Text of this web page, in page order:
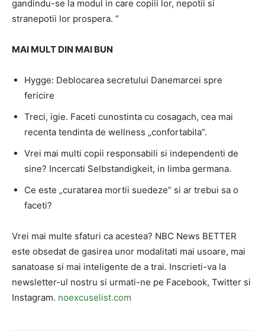
gandindu-se la modul in care copiii lor, nepotii si
stranepotii lor prospera. ”
MAI MULT DIN MAI BUN
Hygge: Deblocarea secretului Danemarcei spre
fericire
Treci, igie. Faceti cunostinta cu cosagach, cea mai
recenta tendinta de wellness „confortabila”.
Vrei mai multi copii responsabili si independenti de
sine? Incercati Selbstandigkeit, in limba germana.
Ce este „curatarea mortii suedeze” si ar trebui sa o
faceti?
Vrei mai multe sfaturi ca acestea? NBC News BETTER
este obsedat de gasirea unor modalitati mai usoare, mai
sanatoase si mai inteligente de a trai. Inscrieti-va la
newsletter-ul nostru si urmati-ne pe Facebook, Twitter si
Instagram. noexcuselist.com